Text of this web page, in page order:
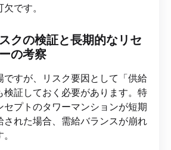
です。
クの検証と長期的なリセ
の考察
ですが、リスク要因として「供給
検証しておく必要があります。特
セプトのタワーマンションが短期
された場合、需給バランスが崩れ